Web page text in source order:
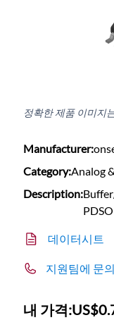
정확한 제품 이미지
Manufacturer:
Category:Analog
Description:
데이터시트
지원팀에 문의
내 가격: